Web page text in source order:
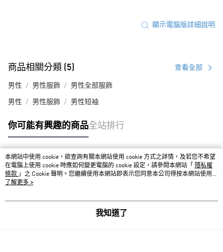
顯示電腦版詳細說明
商品相關分類 (5) 查看全部
男性 男性服飾 男性全部服飾
男性 男性服飾 男性短袖
你可能有興趣的商品全站排行
熱門標籤
本網站中使用 cookie，欲查詢有關本網站使用 cookie 方式之詳情，及若您不希望
在電腦上使用 cookie 時應如何變更電腦的 cookie 設定，請參閱本網站「
隱私權
條款 」之 Cookie 聲明。您繼續使用本網站即表示您同意本公司得按本網站使用條
款之 Cookie 聲明使用 cookie。
了解更多 >
我知道了